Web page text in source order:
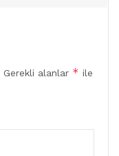
Gerekli alanlar * ile